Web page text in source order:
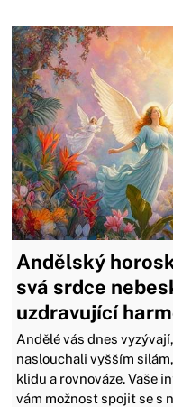
Andělský
svá srdce
uzdravující
Andělé vás dnes
naslouchali vyšším
klidu a rovnováze. Vaše
vám možnost spojit se s